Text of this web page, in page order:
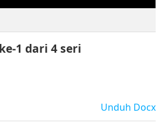
1 dari 4 seri
Unduh Docx